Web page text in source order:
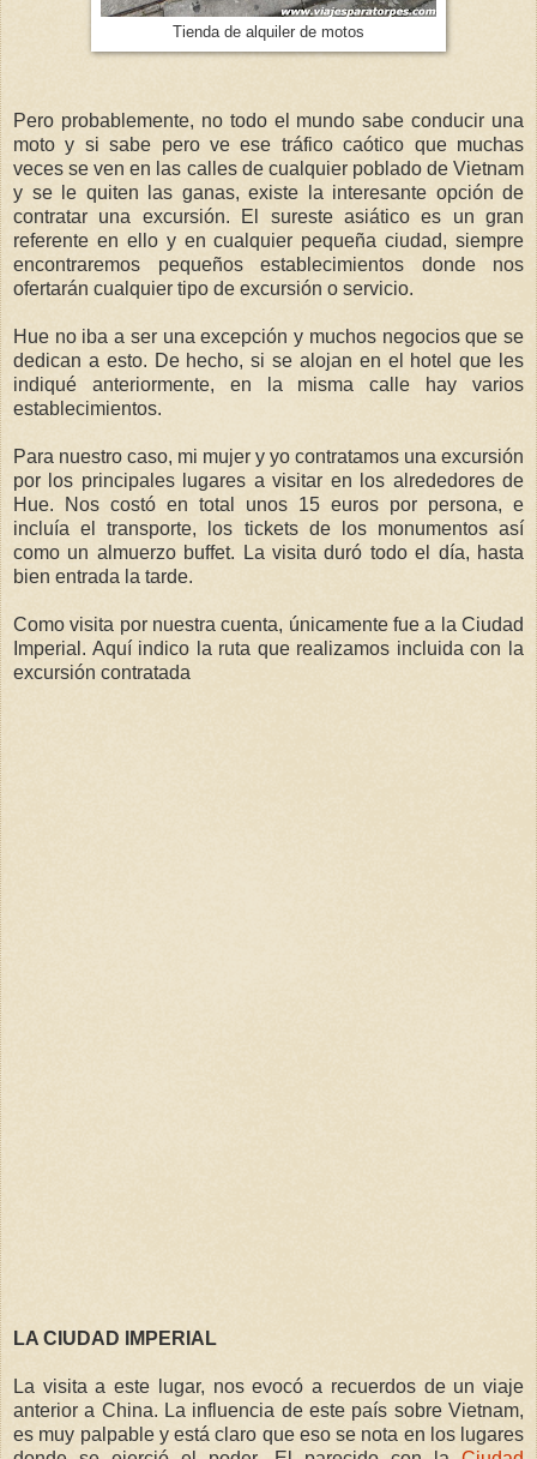
Tienda de alquiler de motos
Pero probablemente, no todo el mundo sabe conducir una
moto y si sabe pero ve ese tráfico caótico que muchas
veces se ven en las calles de cualquier poblado de Vietnam
y se le quiten las ganas, existe la interesante opción de
contratar una excursión. El sureste asiático es un gran
referente en ello y en cualquier pequeña ciudad, siempre
encontraremos pequeños establecimientos donde nos
ofertarán cualquier tipo de excursión o servicio.
Hue no iba a ser una excepción y muchos negocios que se
dedican a esto. De hecho, si se alojan en el hotel que les
indiqué anteriormente, en la misma calle hay varios
establecimientos.
Para nuestro caso, mi mujer y yo contratamos una excursión
por los principales lugares a visitar en los alrededores de
Hue. Nos costó en total unos 15 euros por persona, e
incluía el transporte, los tickets de los monumentos así
como un almuerzo buffet. La visita duró todo el día, hasta
bien entrada la tarde.
Como visita por nuestra cuenta, únicamente fue a la Ciudad
Imperial. Aquí indico la ruta que realizamos incluida con la
excursión contratada
LA CIUDAD IMPERIAL
La visita a este lugar, nos evocó a recuerdos de un viaje
anterior a China. La influencia de este país sobre Vietnam,
es muy palpable y está claro que eso se nota en los lugares